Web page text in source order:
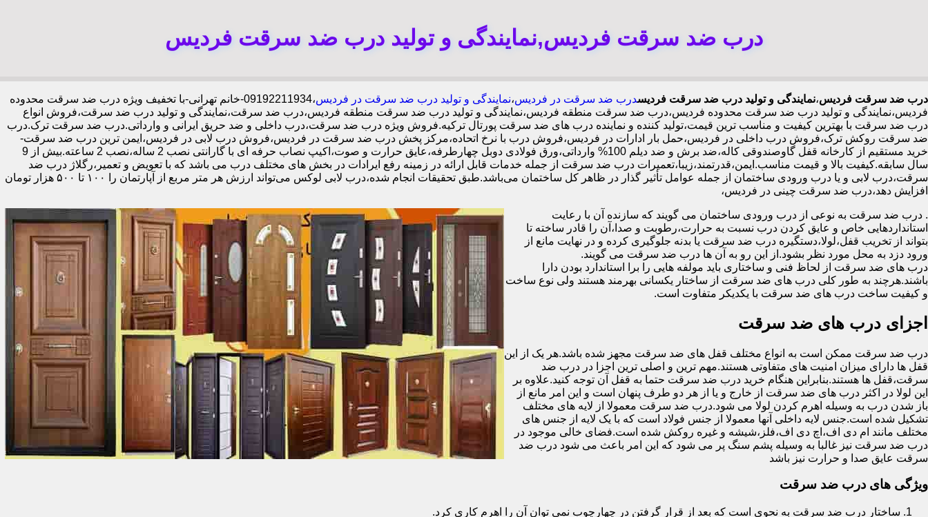
درب ضد سرقت فردیس,نمایندگی و تولید درب ضد سرقت فردیس
درب ضد سرقت فردیس،نمایندگی و تولید درب ضد سرقت فردیسدرب ضد سرقت در فردیس،نمایندگی و تولید درب ضد سرقت در فردیس
،09192211934-خانم تهرانی-با تخفیف ویژه درب ضد سرقت محدوده
فردیس،نمایندگی و تولید درب ضد سرقت محدوده فردیس،درب ضد سرقت منطقه فردیس،نمایندگی و تولید درب ضد سرقت منطقه فردیس،درب ضد سرقت،نمایندگی و تولید درب ضد سرقت،فروش انواع
درب ضد سرقت با بهترین کیفیت و مناسب ترین قیمت،تولید کننده و نماینده درب های ضد سرقت پورتال ترکیه.فروش ویژه درب ضد سرقت،درب داخلی و ضد حریق ایرانی و وارداتی.درب ضد سرقت ترک.درب
ضد سرقت روکش ترک،فروش درب داخلی در فردیس،حمل بار ادارات در فردیس،فروش درب با نرخ اتحاده،مرکز پخش درب ضد سرقت در فردیس،فروش درب لابی در فردیس،ایمن ترین درب ضد سرقت-
خرید مستقیم از کارخانه قفل گاوصندوقی کاله،ضد برش و ضد دیلم 100% وارداتی،ورق فولادی دوبل چهارطرفه،عایق حرارت و صوت،اکیپ نصاب حرفه ای با گارانتی نصب 2 ساله،نصب 2 ساعته.بیش از 9
سال سابقه.کیفیت بالا و قیمت مناسب.ایمن،قدرتمند،زیبا،تعمیرات درب ضد سرقت از جمله خدمات قابل ارائه در زمینه رفع ایرادات در بخش های مختلف درب می باشد که با تعویض و تعمیر،رگلاژ درب ضد
سرقت،درب لابی و یا درب ورودی ساختمان از جمله عوامل تأثیر گذار در ظاهر کل ساختمان می‌باشد.طبق تحقیقات انجام شده،درب لابی لوکس می‌تواند ارزش هر متر مربع از آپارتمان را ۱۰۰ تا ۵۰۰ هزار تومان
افزایش دهد،درب ضد سرقت چینی در فردیس،
. درب ضد سرقت به نوعی از درب ورودی ساختمان می گویند که سازنده آن با رعایت
استانداردهایی خاص و عایق کردن درب نسبت به حرارت،رطوبت و صدا،آن را قادر ساخته تا
بتواند از تخریب قفل،لولا،دستگیره درب ضد سرقت یا بدنه جلوگیری کرده و در نهایت مانع از
ورود دزد به محل مورد نظر بشود.از این رو به آن ها درب ضد سرقت می گویند.
درب های ضد سرقت از لحاظ فنی و ساختاری باید مولفه هایی را برا استاندارد بودن دارا
باشند.هرچند به طور کلی درب های ضد سرقت از ساختار یکسانی بهرمند هستند ولی نوع ساخت
و کیفیت ساخت درب های ضد سرقت با یکدیکر متفاوت است.
اجزای درب های ضد سرقت
درب ضد سرقت ممکن است به انواع مختلف قفل های ضد سرقت مجهز شده باشد.هر یک از این
قفل ها دارای میزان امنیت های متفاوتی هستند.مهم ترین و اصلی ترین اجزا در درب ضد
سرقت،قفل ها هستند.بنابراین هنگام خرید درب ضد سرقت حتما به قفل آن توجه کنید.علاوه بر
این لولا در اکثر درب های ضد سرقت از خارج و یا از هر دو طرف پنهان است و این امر مانع از
باز شدن درب به وسیله اهرم کردن لولا می شود.درب ضد سرقت معمولا از لایه های مختلف
تشکیل شده است.جنس لایه داخلی آنها معمولا از جنس فولاد است که با یک لایه از جنس های
مختلف مانند ام دی اف،اچ دی اف،فلز،شیشه و غیره روکش شده است.فضای خالی موجود در
درب ضد سرقت نیز غالبا به وسیله پشم سنگ پر می شود که این امر باعث می شود درب ضد
سرقت عایق صدا و حرارت نیز باشد
ویژگی های درب ضد سرقت
ساختار درب ضد سرقت به نحوی است که بعد از قرار گرفتن در چهارچوب نمی توان آن را اهرم کاری کرد.